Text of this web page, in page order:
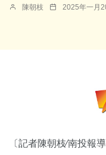
陳朝枝 2025年一月
〔記者陳朝枝∕南投報